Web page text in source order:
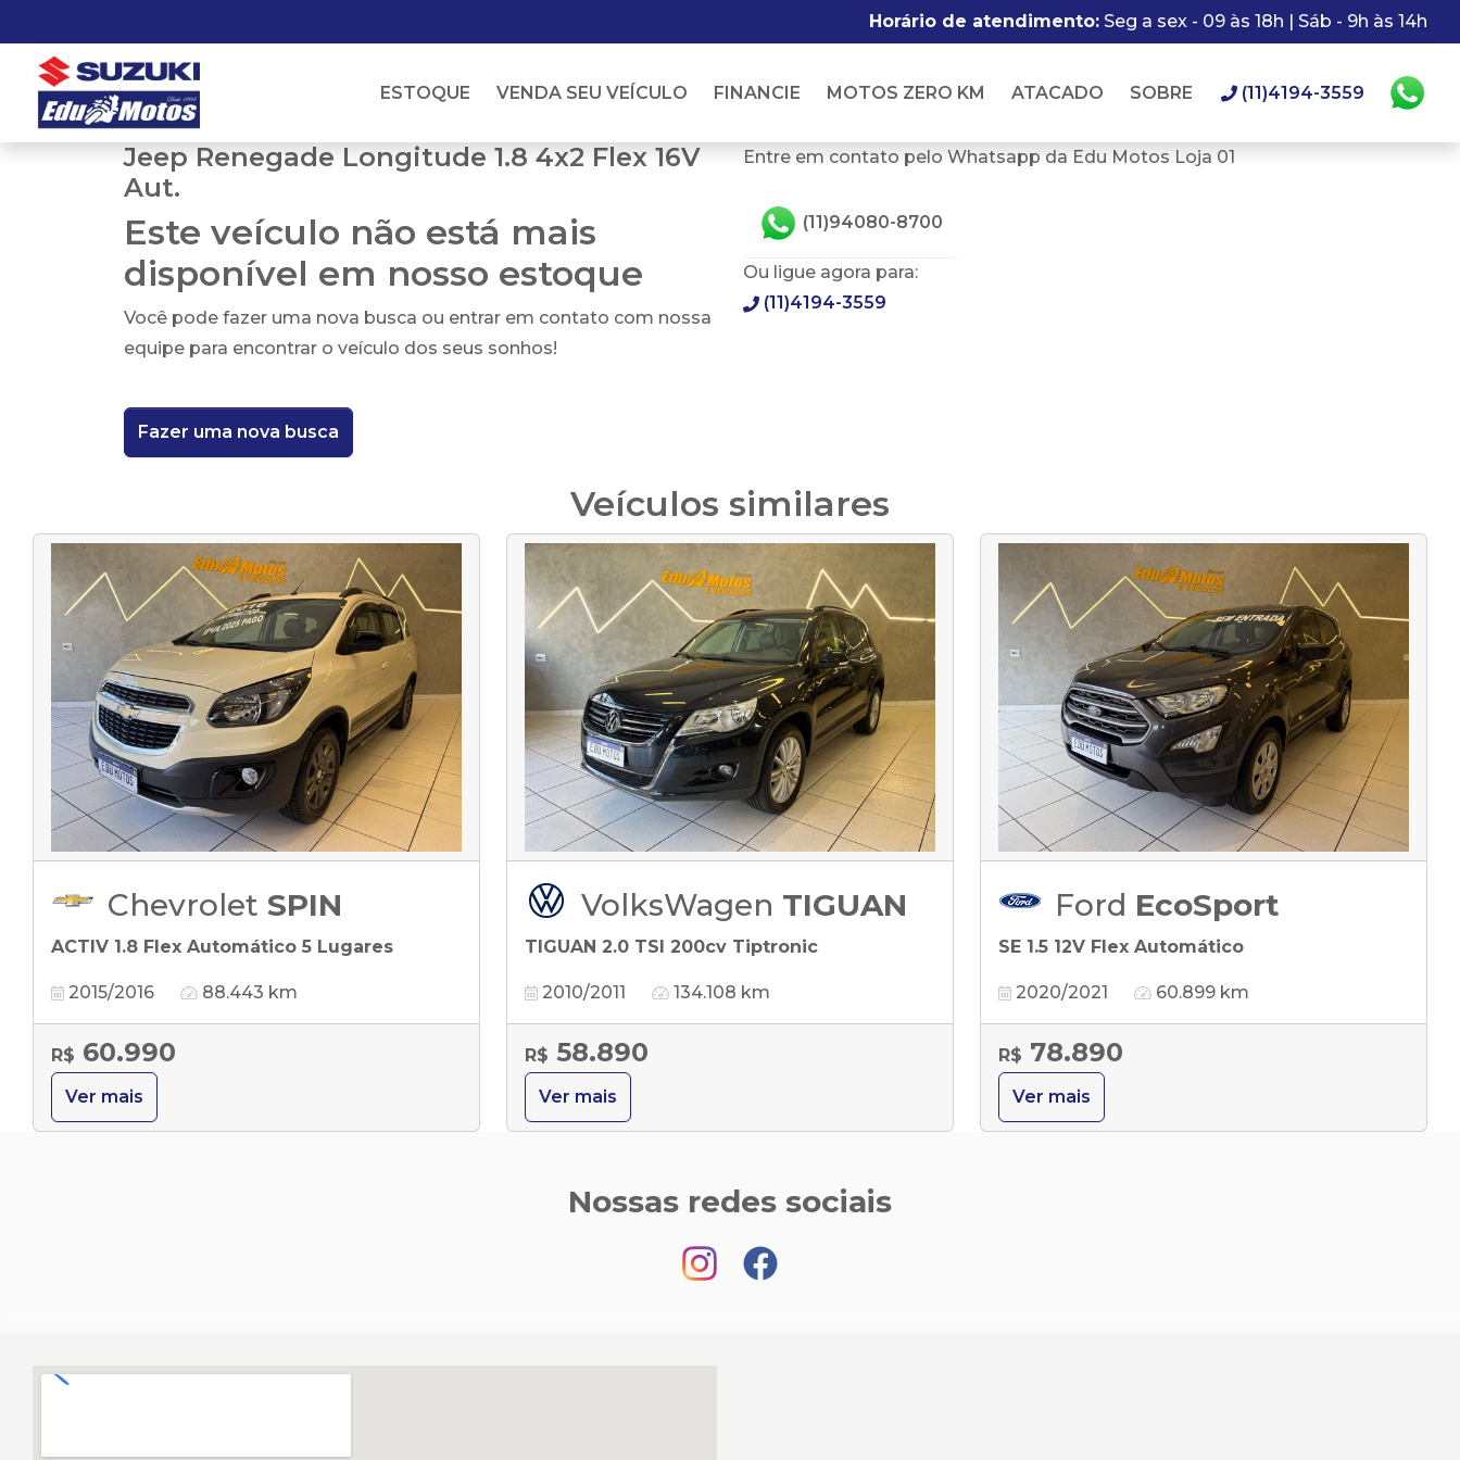
Horário de atendimento: Seg a sex - 09 às 18h | Sáb - 9h às 14h
ESTOQUE VENDA SEU VEÍCULO FINANCIE MOTOS ZERO KM ATACADO SOBRE (11)4194-3559
Jeep Renegade Longitude 1.8 4x2 Flex 16V
Aut.
Este veículo não está mais
disponível em nosso estoque
Você pode fazer uma nova busca ou entrar em contato com nossa
equipe para encontrar o veículo dos seus sonhos!
Fazer uma nova busca
Entre em contato pelo Whatsapp da Edu Motos Loja 01
(11)94080-8700
Ou ligue agora para:
(11)4194-3559
Veículos similares
Chevrolet SPIN
ACTIV 1.8 Flex Automático 5 Lugares
2015/2016 88.443 km
R$ 60.990
Ver mais
VolksWagen TIGUAN
TIGUAN 2.0 TSI 200cv Tiptronic
2010/2011 134.108 km
R$ 58.890
Ver mais
Ford EcoSport
SE 1.5 12V Flex Automático
2020/2021 60.899 km
R$ 78.890
Ver mais
Nossas redes sociais